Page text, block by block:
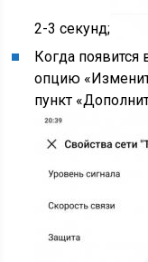
2-3 секунд;
Когда
опцию
пункт